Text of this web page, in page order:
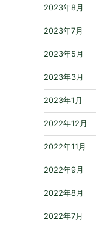
2023年8月
2023年7月
2023年5月
2023年3月
2023年1月
2022年12月
2022年11月
2022年9月
2022年8月
2022年7月